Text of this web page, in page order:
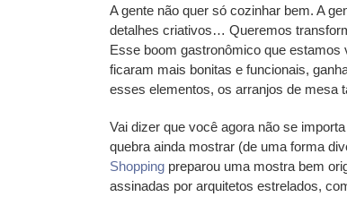
A gente não quer só cozinhar bem. A
detalhes criativos… Queremos
Esse boom gastronômico que estamos
ficaram mais bonitas e funcionais,
esses elementos, os arranjos de mesa
Vai dizer que você agora não se
quebra ainda mostrar (de uma forma
Shopping preparou uma mostra bem
assinadas por arquitetos estrelados,